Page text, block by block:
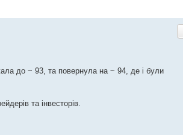
до ~ 93, та повернула на ~ 94, де і були
та інвесторів.